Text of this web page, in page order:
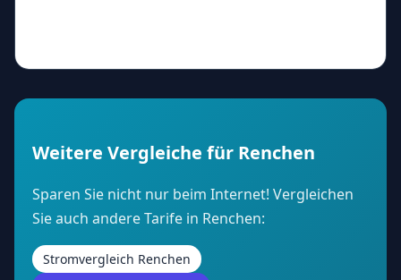
Weitere Vergleiche für Renchen
Sparen Sie nicht nur beim Internet! Vergleichen
Sie auch andere Tarife in Renchen:
Stromvergleich Renchen